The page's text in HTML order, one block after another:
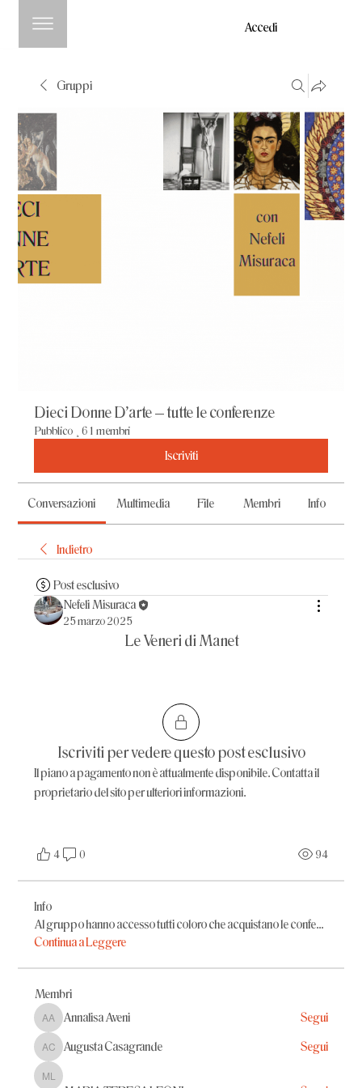
Accedi
Gruppi
Dieci Donne D'arte – tutte le conferenze
Pubblico 61 membri
Iscriviti
Conversazioni Multimedia File Membri Info
Indietro
Post esclusivo
Nefeli Misuraca
25 marzo 2025
Le Veneri di Manet
Iscriviti per vedere questo post esclusivo
Il piano a pagamento non è attualmente disponibile. Contatta il
proprietario del sito per ulteriori informazioni.
4 0 94
Info
Al gruppo hanno accesso tutti coloro che acquistano le confe...
Continua a Leggere
Membri
Annalisa Aveni
Annalisa Aveni Segui
Augusta Casagrande
Augusta Casagrande Segui
MARIA TERESA LEONI